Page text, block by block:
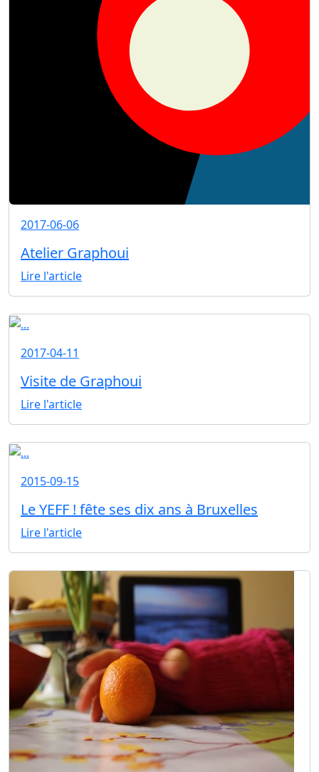
2017-06-06
Atelier Graphoui
Lire l'article
2017-04-11
Visite de Graphoui
Lire l'article
2015-09-15
Le YEFF ! fête ses dix ans à Bruxelles
Lire l'article